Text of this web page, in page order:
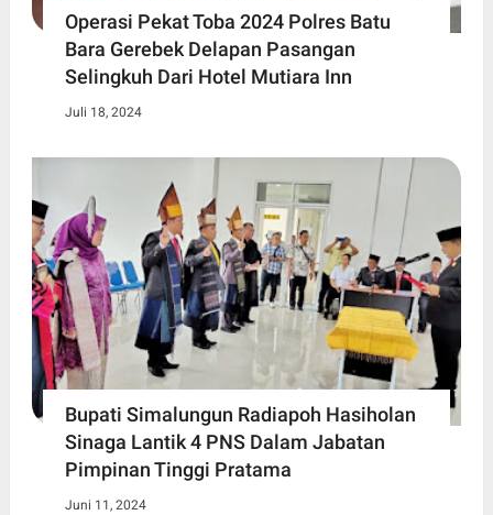
Operasi Pekat Toba 2024 Polres Batu
Bara Gerebek Delapan Pasangan
Selingkuh Dari Hotel Mutiara Inn
Juli 18, 2024
Bupati Simalungun Radiapoh Hasiholan
Sinaga Lantik 4 PNS Dalam Jabatan
Pimpinan Tinggi Pratama
Juni 11, 2024